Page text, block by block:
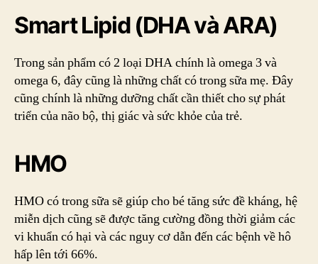
Smart Lipid (DHA và ARA)
Trong sản phẩm có 2 loại DHA chính là omega 3 và
omega 6, đây cũng là những chất có trong sữa mẹ. Đây
cũng chính là những dưỡng chất cần thiết cho sự phát
triển của não bộ, thị giác và sức khỏe của trẻ.
HMO
HMO có trong sữa sẽ giúp cho bé tăng sức đề kháng, hệ
miễn dịch cũng sẽ được tăng cường đồng thời giảm các
vi khuẩn có hại và các nguy cơ dẫn đến các bệnh về hô
hấp lên tới 66%.